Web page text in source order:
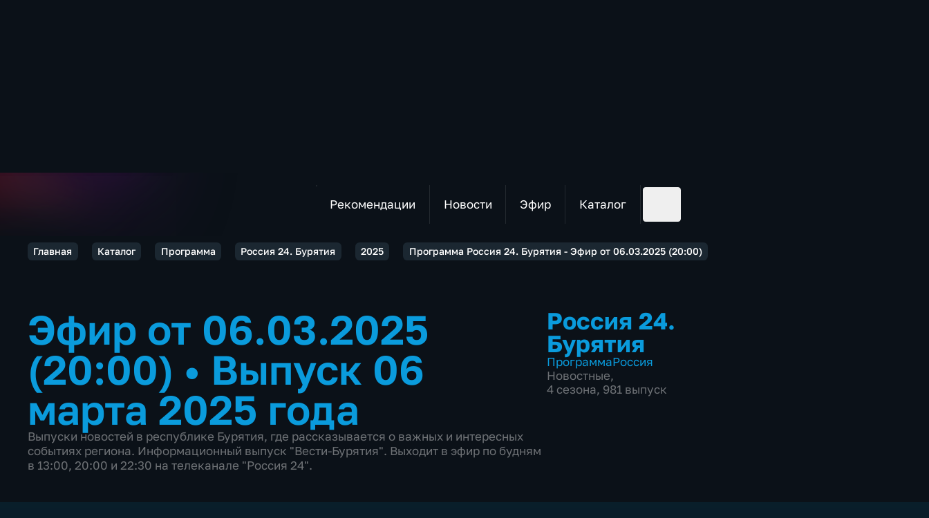
Рекомендации Новости Эфир Каталог
Главная Каталог Программа Россия 24. Бурятия 2025 Программа Россия 24. Бурятия - Эфир от 06.03.2025 (20:00)
Эфир от 06.03.2025
(20:00) • Выпуск 06
марта 2025 года
Выпуски новостей в республике Бурятия, где рассказывается о важных и интересных
событиях региона. Информационный выпуск "Вести-Бурятия". Выходит в эфир по будням
в 13:00, 20:00 и 22:30 на телеканале "Россия 24".
Россия 24.
Бурятия
ПрограммаРоссия
Новостные,
4 сезона, 981 выпуск